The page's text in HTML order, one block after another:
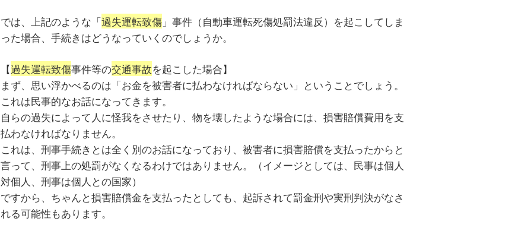
では、上記のような「過失運転致傷 」事件（自動車運転死傷処罰法違反）を起こしてしま
った場合、手続きはどうなっていくのでしょうか。
【過失運転致傷事件等の交通事故を起こした場合】
まず、思い浮かべるのは「お金を被害者に払わなければならない」ということでしょう。
これは民事的なお話になってきます。
自らの過失によって人に怪我をさせたり、物を壊したような場合には、損害賠償費用を支
払わなければなりません。
これは、刑事手続きとは全く別のお話になっており、被害者に損害賠償を支払ったからと
言って、刑事上の処罰がなくなるわけではありません。（イメージとしては、民事は個人
対個人、刑事は個人との国家）
ですから、ちゃんと損害賠償金を支払ったとしても、起訴されて罰金刑や実刑判決がなさ
れる可能性もあります。